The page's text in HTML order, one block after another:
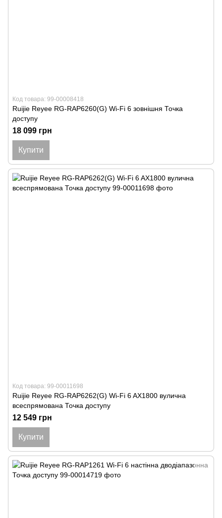
Код товара: 99-00008418
Ruijie Reyee RG-RAP6260(G) Wi-Fi 6 зовнішня Точка
доступу
18 099 грн
Купити
Код товара: 99-00011698
Ruijie Reyee RG-RAP6262(G) Wi-Fi 6 AX1800 вулична
всеспрямована Точка доступу
12 549 грн
Купити